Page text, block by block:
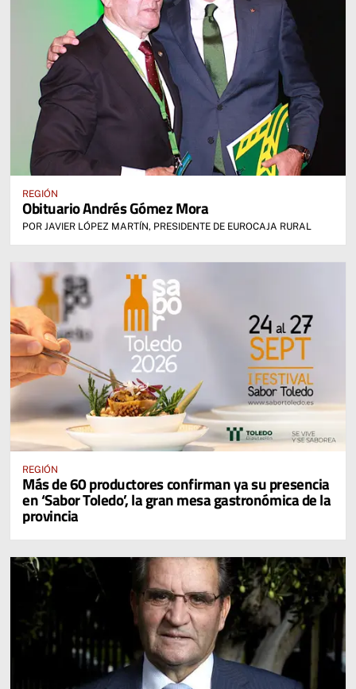
REGIÓN
Obituario Andrés Gómez Mora
POR JAVIER LÓPEZ MARTÍN, PRESIDENTE DE EUROCAJA RURAL
REGIÓN
Más de 60 productores confirman ya su presencia
en ‘Sabor Toledo’, la gran mesa gastronómica de la
provincia